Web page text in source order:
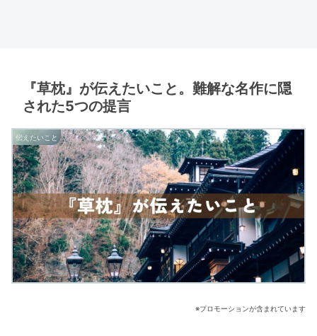
『草枕』が伝えたいこと。難解な名作に隠
された5つの提言
伝えたいこと
※プロモーションが含まれています